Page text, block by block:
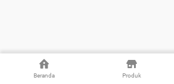
Beranda Produk